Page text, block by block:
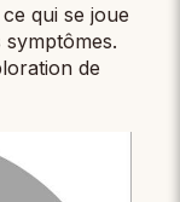
qui se joue
de